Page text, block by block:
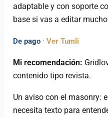
adaptable y con soporte
base si vas a editar
De pago ·Ver Tumli
Mi recomendación:
contenido tipo revista.
Un aviso con el masonry:
necesita texto para